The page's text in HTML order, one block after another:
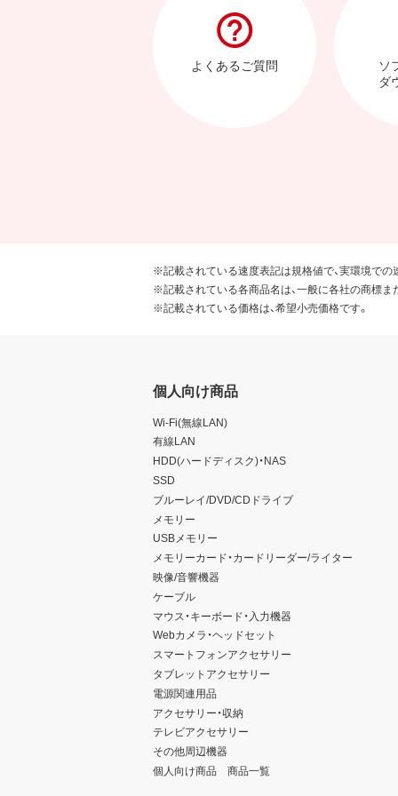
よくあるご質問
ソ
ダ
※記載されている速度表記は規格値で、実環境での
※記載されている各商品名は、一般に各社の商標ま
※記載されている価格は、希望小売価格です。
個人向け商品
Wi-Fi(無線LAN)
有線LAN
HDD(ハードディスク)・NAS
SSD
ブルーレイ/DVD/CDドライブ
メモリー
USBメモリー
メモリーカード・カードリーダー/ライター
映像/音響機器
ケーブル
マウス・キーボード・入力機器
Webカメラ・ヘッドセット
スマートフォンアクセサリー
タブレットアクセサリー
電源関連用品
アクセサリー・収納
テレビアクセサリー
その他周辺機器
個人向け商品 商品一覧